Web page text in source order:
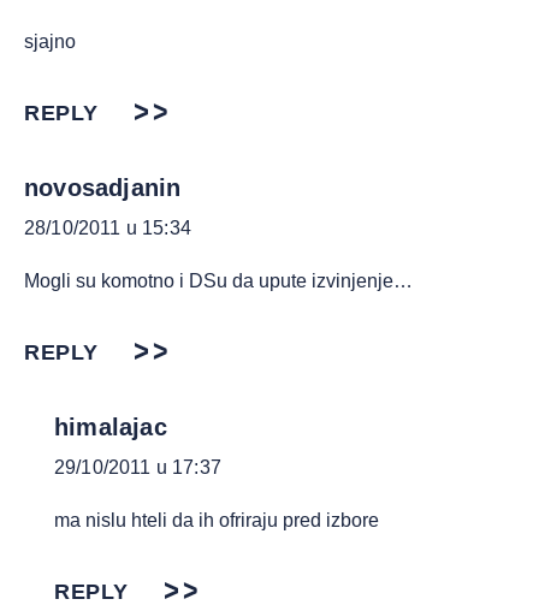
sjajno
REPLY
novosadjanin
28/10/2011 u 15:34
Mogli su komotno i DSu da upute izvinjenje…
REPLY
himalajac
29/10/2011 u 17:37
ma nislu hteli da ih ofriraju pred izbore
REPLY